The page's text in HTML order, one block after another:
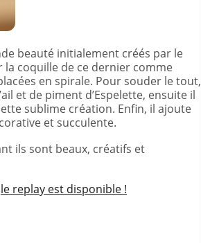
beauté initialement créés par le
coquille de ce dernier comme
en spirale. Pour souder le tout,
et de piment d’Espelette, ensuite il
sublime création. Enfin, il ajoute
et succulente.
ils sont beaux, créatifs et
le replay est disponible !